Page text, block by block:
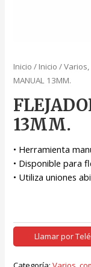
Inicio / Inicio /
MANUAL 13MM.
13MM.
• Herramienta
• Disponible para
• Utiliza uniones
Llamar por